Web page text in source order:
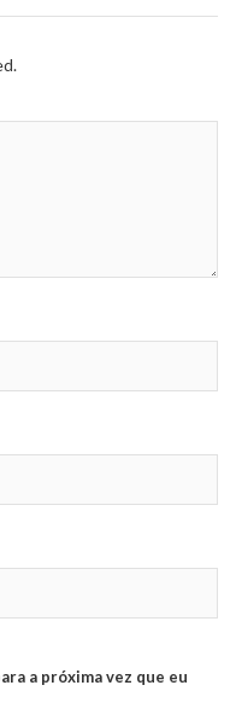
a próxima vez que eu